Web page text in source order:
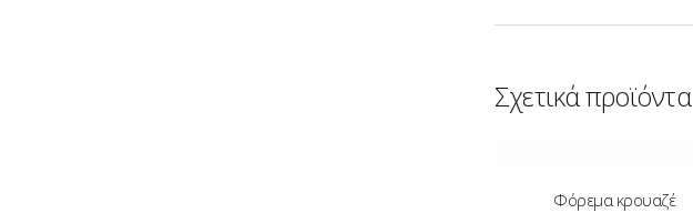
Σχετικά προϊόντα
Φόρεμα κρουαζέ